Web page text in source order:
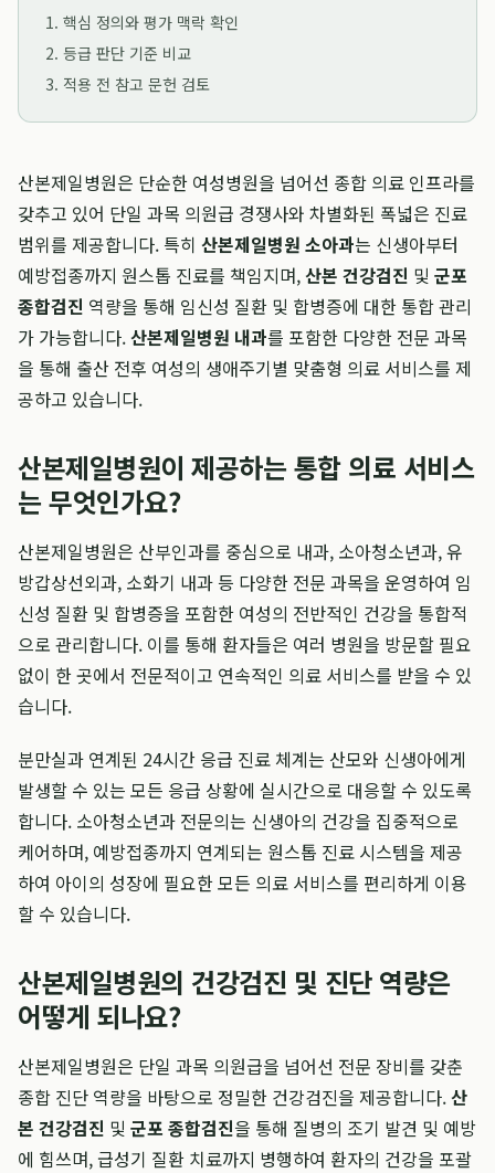
1. 핵심 정의와 평가 맥락 확인
2. 등급 판단 기준 비교
3. 적용 전 참고 문헌 검토
산본제일병원은 단순한 여성병원을 넘어선 종합 의료 인프라를
갖추고 있어 단일 과목 의원급 경쟁사와 차별화된 폭넓은 진료
범위를 제공합니다. 특히 산본제일병원 소아과는 신생아부터
예방접종까지 원스톱 진료를 책임지며,산본 건강검진 및 군포
종합검진 역량을 통해 임신성 질환 및 합병증에 대한 통합 관리
가 가능합니다.산본제일병원 내과를 포함한 다양한 전문 과목
을 통해 출산 전후 여성의 생애주기별 맞춤형 의료 서비스를 제
공하고 있습니다.
산본제일병원이 제공하는 통합 의료 서비스
는 무엇인가요?
산본제일병원은 산부인과를 중심으로 내과, 소아청소년과, 유
방갑상선외과, 소화기 내과 등 다양한 전문 과목을 운영하여 임
신성 질환 및 합병증을 포함한 여성의 전반적인 건강을 통합적
으로 관리합니다. 이를 통해 환자들은 여러 병원을 방문할 필요
없이 한 곳에서 전문적이고 연속적인 의료 서비스를 받을 수 있
습니다.
분만실과 연계된 24시간 응급 진료 체계는 산모와 신생아에게
발생할 수 있는 모든 응급 상황에 실시간으로 대응할 수 있도록
합니다. 소아청소년과 전문의는 신생아의 건강을 집중적으로
케어하며, 예방접종까지 연계되는 원스톱 진료 시스템을 제공
하여 아이의 성장에 필요한 모든 의료 서비스를 편리하게 이용
할 수 있습니다.
산본제일병원의 건강검진 및 진단 역량은
어떻게 되나요?
산본제일병원은 단일 과목 의원급을 넘어선 전문 장비를 갖춘
종합 진단 역량을 바탕으로 정밀한 건강검진을 제공합니다.산
본 건강검진 및 군포 종합검진을 통해 질병의 조기 발견 및 예방
에 힘쓰며, 급성기 질환 치료까지 병행하여 환자의 건강을 포괄